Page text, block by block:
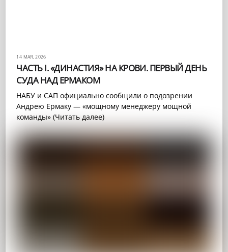
14 МАЯ, 2026
ЧАСТЬ I. «ДИНАСТИЯ» НА КРОВИ. ПЕРВЫЙ ДЕНЬ
СУДА НАД ЕРМАКОМ
НАБУ и САП официально сообщили о подозрении
Андрею Ермаку — «мощному менеджеру мощной
команды» (Читать далее)